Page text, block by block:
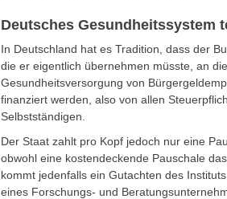
Deutsches Gesundheitssystem
In Deutschland hat es Tradition, dass der
die er eigentlich übernehmen müsste, an
Gesundheitsversorgung von
finanziert werden, also von allen
Selbstständigen.
Der Staat zahlt pro Kopf jedoch nur eine
obwohl eine kostendeckende Pauschale
kommt jedenfalls ein Gutachten des
eines Forschungs- und